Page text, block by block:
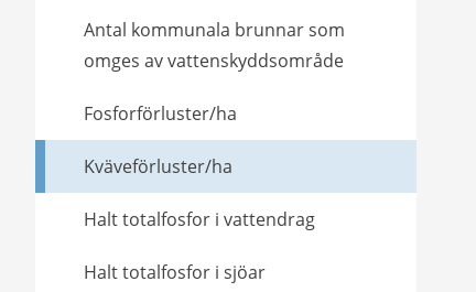
Antal kommunala brunnar som
omges av vattenskyddsområde
Fosforförluster/ha
Kväveförluster/ha
Halt totalfosfor i vattendrag
Halt totalfosfor i sjöar